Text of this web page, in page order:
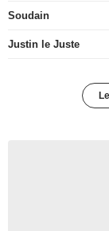
Soudain
Justin le Juste